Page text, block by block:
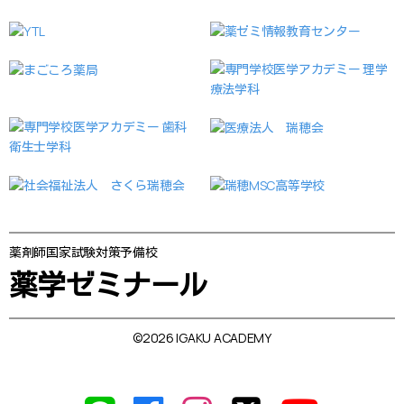
薬剤師国家試験対策予備校
薬学ゼミナール
©2026 IGAKU ACADEMY